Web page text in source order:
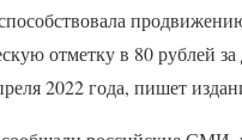
отметку в 80 рублей за
2022 года, пишет